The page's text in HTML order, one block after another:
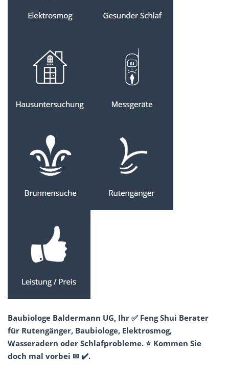
Baubiologe Baldermann UG, Ihr ✅ Feng Shui Berater
für Rutengänger, Baubiologe, Elektrosmog,
Wasseradern oder Schlafprobleme. ⭐ Kommen Sie
doch mal vorbei ✉ ✔️.